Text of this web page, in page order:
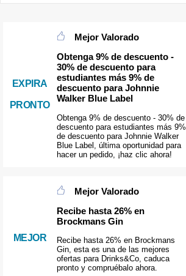
EXPIRA
PRONTO
Mejor Valorado
Obtenga 9% de descuento -
30% de descuento para
estudiantes más 9% de
descuento para Johnnie
Walker Blue Label
Obtenga 9% de descuento - 30% de
descuento para estudiantes más 9%
de descuento para Johnnie Walker
Blue Label, última oportunidad para
hacer un pedido, ¡haz clic ahora!
MEJOR
Mejor Valorado
Recibe hasta 26% en
Brockmans Gin
Recibe hasta 26% en Brockmans
Gin, esta es una de las mejores
ofertas para Drinks&Co, caduca
pronto y compruébalo ahora.